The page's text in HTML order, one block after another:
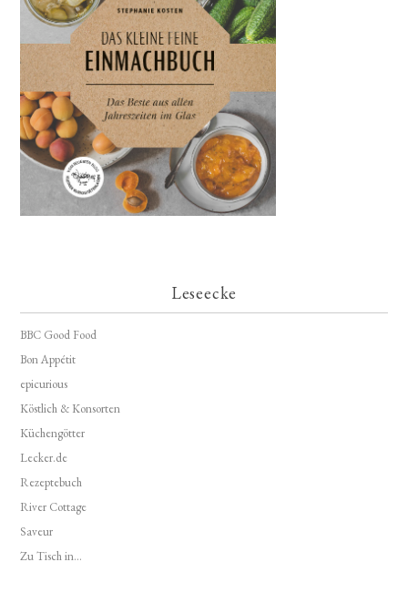
Leseecke
BBC Good Food
Bon Appétit
epicurious
Köstlich & Konsorten
Küchengötter
Lecker.de
Rezeptebuch
River Cottage
Saveur
Zu Tisch in...